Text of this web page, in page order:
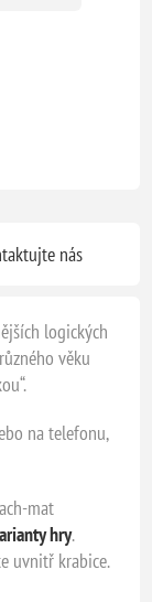
nás
logických
věku
na telefonu,
mat
hry.
uvnitř krabice.